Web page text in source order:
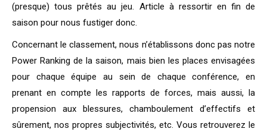
(presque) tous prêtés au jeu. Article à ressortir en fin de
saison pour nous fustiger donc.
Concernant le classement, nous n’établissons donc pas notre
Power Ranking de la saison, mais bien les places envisagées
pour chaque équipe au sein de chaque conférence, en
prenant en compte les rapports de forces, mais aussi, la
propension aux blessures, chamboulement d’effectifs et
sûrement, nos propres subjectivités, etc. Vous retrouverez le